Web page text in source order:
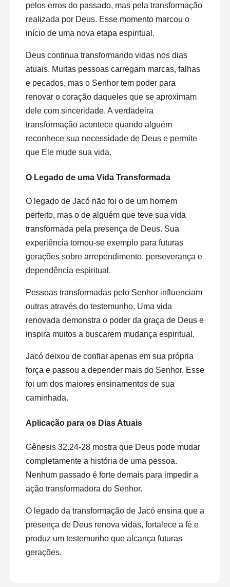
pelos erros do passado, mas pela transformação
realizada por Deus. Esse momento marcou o
início de uma nova etapa espiritual.
Deus continua transformando vidas nos dias
atuais. Muitas pessoas carregam marcas, falhas
e pecados, mas o Senhor tem poder para
renovar o coração daqueles que se aproximam
dele com sinceridade. A verdadeira
transformação acontece quando alguém
reconhece sua necessidade de Deus e permite
que Ele mude sua vida.
O Legado de uma Vida Transformada
O legado de Jacó não foi o de um homem
perfeito, mas o de alguém que teve sua vida
transformada pela presença de Deus. Sua
experiência tornou-se exemplo para futuras
gerações sobre arrependimento, perseverança e
dependência espiritual.
Pessoas transformadas pelo Senhor influenciam
outras através do testemunho. Uma vida
renovada demonstra o poder da graça de Deus e
inspira muitos a buscarem mudança espiritual.
Jacó deixou de confiar apenas em sua própria
força e passou a depender mais do Senhor. Esse
foi um dos maiores ensinamentos de sua
caminhada.
Aplicação para os Dias Atuais
Gênesis 32.24-28 mostra que Deus pode mudar
completamente a história de uma pessoa.
Nenhum passado é forte demais para impedir a
ação transformadora do Senhor.
O legado da transformação de Jacó ensina que a
presença de Deus renova vidas, fortalece a fé e
produz um testemunho que alcança futuras
gerações.